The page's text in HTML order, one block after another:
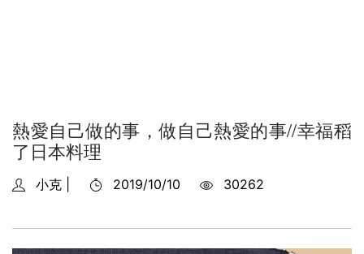
熱愛自己做的事，做自己熱愛的事//幸福稻
了日本料理
小克 | 2019/10/10 30262